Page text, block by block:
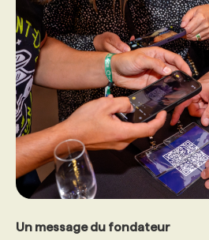
Un message du fondateur